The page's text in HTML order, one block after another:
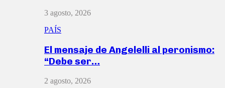
3 agosto, 2026
PAÍS
El mensaje de Angelelli al peronismo:
“Debe ser…
2 agosto, 2026